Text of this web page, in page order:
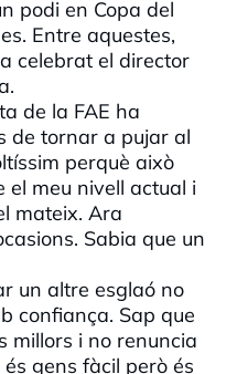
podi en Copa del
Entre aquestes,
celebrat el director
de la FAE ha
de tornar a pujar al
perquè això
el meu nivell actual i
mateix. Ara
Sabia que un
un altre esglaó no
confiança. Sap que
millors i no renuncia
gens fàcil però és